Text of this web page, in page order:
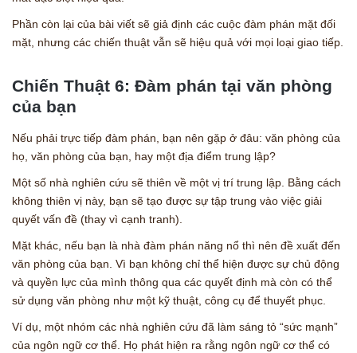
Phần còn lại của bài viết sẽ giả định các cuộc đàm phán mặt đối
mặt, nhưng các chiến thuật vẫn sẽ hiệu quả với mọi loại giao tiếp.
Chiến Thuật 6: Đàm phán tại văn phòng
của bạn
Nếu phải trực tiếp đàm phán, bạn nên gặp ở đâu: văn phòng của
họ, văn phòng của bạn, hay một địa điểm trung lập?
Một số nhà nghiên cứu sẽ thiên về một vị trí trung lập. Bằng cách
không thiên vị này, bạn sẽ tạo được sự tập trung vào việc giải
quyết vấn đề (thay vì cạnh tranh).
Mặt khác, nếu bạn là nhà đàm phán năng nổ thì nên đề xuất đến
văn phòng của bạn. Vì bạn không chỉ thể hiện được sự chủ động
và quyền lực của mình thông qua các quyết định mà còn có thể
sử dụng văn phòng như một kỹ thuật, công cụ để thuyết phục.
Ví dụ, một nhóm các nhà nghiên cứu đã làm sáng tỏ “sức mạnh”
của ngôn ngữ cơ thể. Họ phát hiện ra rằng ngôn ngữ cơ thể có